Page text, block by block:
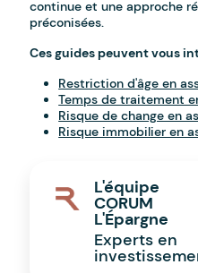
continue et une approche
préconisées.
Ces guides peuvent vous
Restriction d'âge en
Temps de traitement
Risque de change en
Risque immobilier en
L'équipe
CORUM
L'Épargne
Experts en